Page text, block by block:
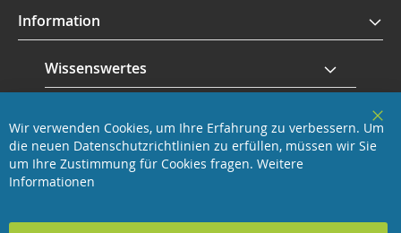
Information
Wissenswertes
Revisage GmbH
Wir verwenden Cookies, um Ihre Erfahrung zu verbessern. Um
die neuen Datenschutzrichtlinien zu erfüllen, müssen wir Sie
um Ihre Zustimmung für Cookies fragen. Weitere
Informationen